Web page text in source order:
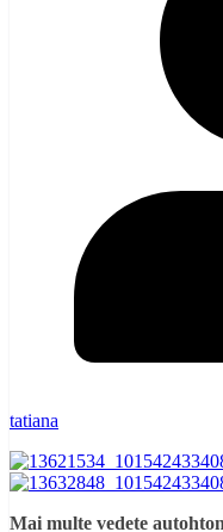
tatiana
Mai multe vedete